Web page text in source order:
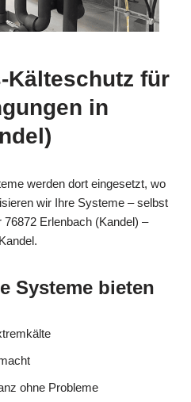
Kälteschutz für
in
werden dort eingesetzt, wo
wir Ihre Systeme – selbst
Erlenbach (Kandel) –
Systeme bieten
ohne Probleme